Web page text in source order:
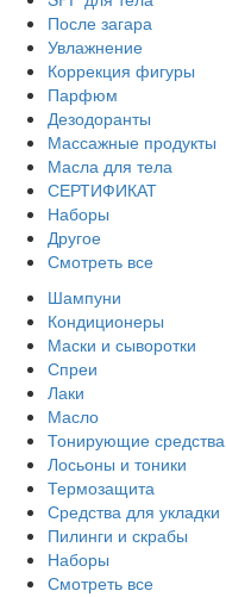
После загара
Увлажнение
Коррекция фигуры
Парфюм
Дезодоранты
Массажные продукты
Масла для тела
СЕРТИФИКАТ
Наборы
Другое
Смотреть все
Шампуни
Кондиционеры
Маски и сыворотки
Спреи
Лаки
Масло
Тонирующие средства
Лосьоны и тоники
Термозащита
Средства для укладки
Пилинги и скрабы
Наборы
Смотреть все